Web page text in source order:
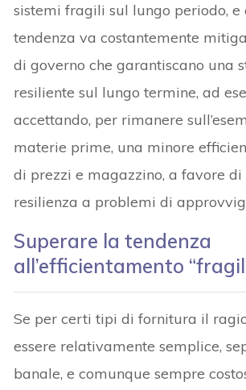
sistemi fragili sul lungo periodo, e
tendenza va costantemente
di governo che garantiscano una
resiliente sul lungo termine, ad
accettando, per rimanere
materie prime, una minore
di prezzi e magazzino, a favore
resilienza a problemi di
Superare la tendenza
all’efficientamento
Se per certi tipi di fornitura il
essere relativamente semplice,
banale, e comunque sempre